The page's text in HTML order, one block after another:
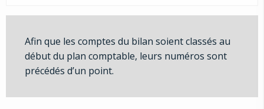
Afin que les comptes du bilan soient classés au
début du plan comptable, leurs numéros sont
précédés d’un point.